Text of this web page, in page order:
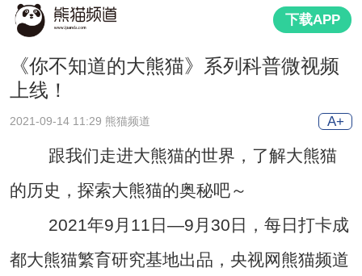
下载APP
《你不知道的大熊猫》系列科普微视频
上线！
2021-09-14 11:29 熊猫频道 A+
跟我们走进大熊猫的世界，了解大熊猫
的历史，探索大熊猫的奥秘吧～
2021年9月11日—9月30日，每日打卡成
都大熊猫繁育研究基地出品，央视网熊猫频道